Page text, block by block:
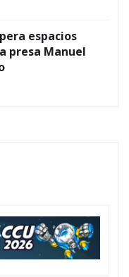
espacios
presa Manuel